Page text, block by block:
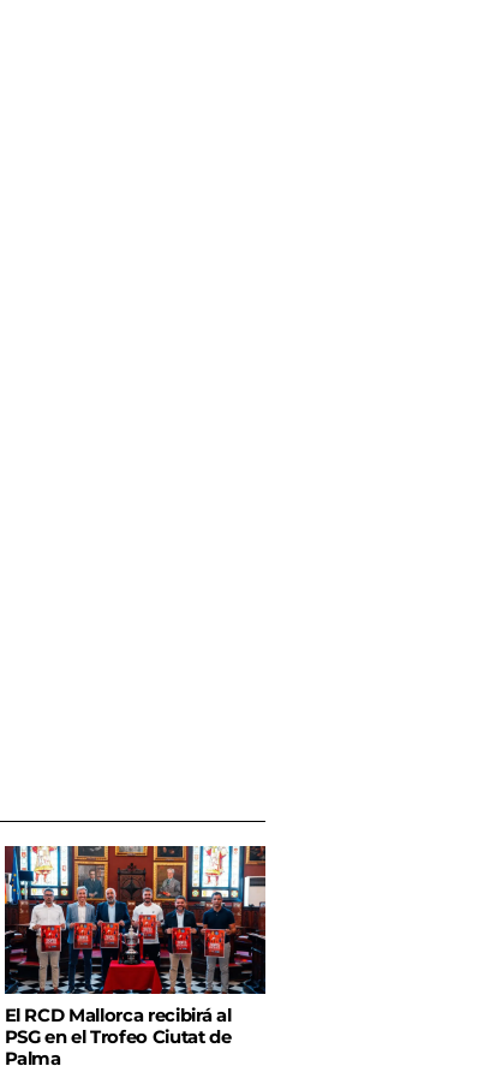
El RCD Mallorca recibirá al
PSG en el Trofeo Ciutat de
Palma